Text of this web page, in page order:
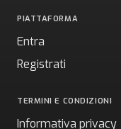
PIATTAFORMA
Entra
Registrati
TERMINI E CONDIZIONI
Informativa privacy